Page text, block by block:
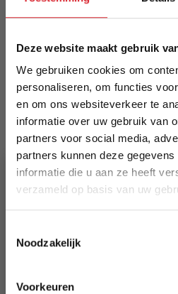
Deze website maakt gebruik
We gebruiken cookies om
personaliseren, om functies
en om ons websiteverkeer te
informatie over uw gebruik van
partners voor social media,
partners kunnen deze
informatie die u aan ze heeft
verzameld op basis van uw
Noodzakelijk
Voorkeuren
vloerdoppen en viltjes ter
Verkrijgbaar in meerdere
Meer
Merk
Dimehouse
EAN
8720239817577
Prijs
3 tot 5 werkdagen